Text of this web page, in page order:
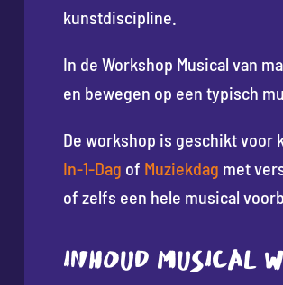
kunstdiscipline.
In de Workshop Musical van
en bewegen op een typisch
De workshop is geschikt voor
In-1-Dag of Muziekdag met
of zelfs een hele musical
INHOUD MUSICAL